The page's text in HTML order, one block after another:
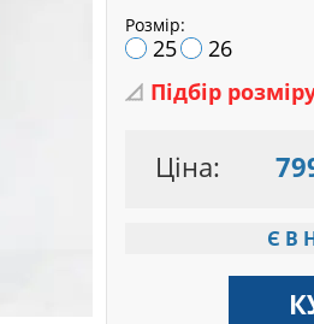
Розмір:
25
26
Підбір
Ціна:
Є В